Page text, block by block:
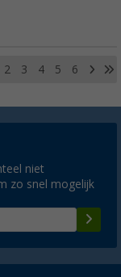
2 3 4 5 6
niet
zo snel mogelijk